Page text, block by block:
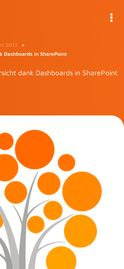
2013
Dashboards in SharePoint
dank Dashboards in SharePoint